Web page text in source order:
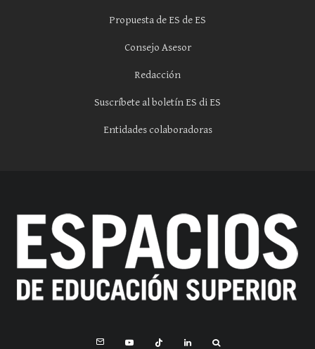
Propuesta de ES de ES
Consejo Asesor
Redacción
Suscríbete al boletín ES di ES
Entidades colaboradoras